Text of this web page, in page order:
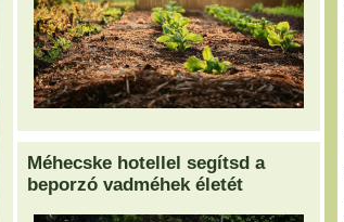
Méhecske hotellel segítsd a
beporzó vadméhek életét